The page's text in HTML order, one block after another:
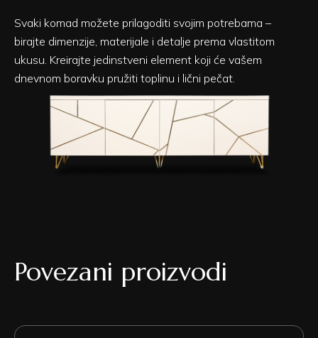
Svaki komad možete prilagoditi svojim potrebama –
birajte dimenzije, materijale i detalje prema vlastitom
ukusu. Kreirajte jedinstveni element koji će vašem
dnevnom boravku pružiti toplinu i lični pečat.
Povezani proizvodi